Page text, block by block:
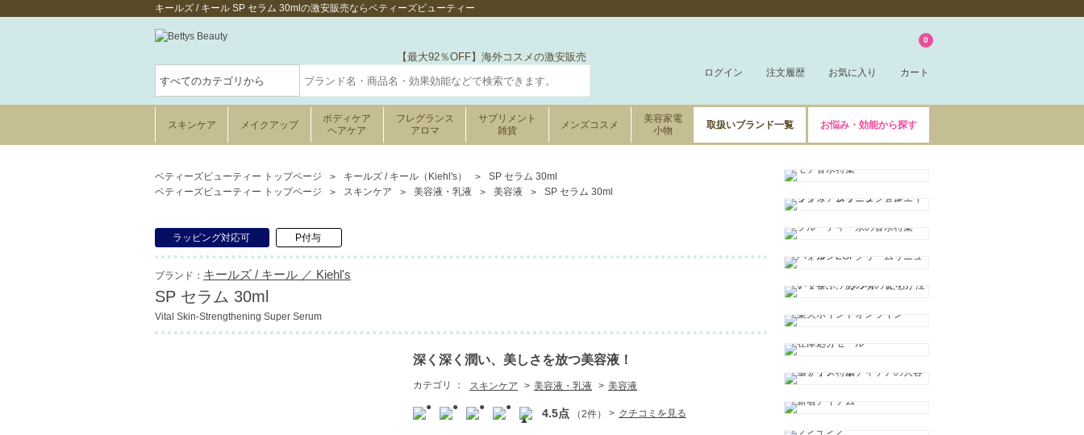
キールズ / キール SP セラム 30mlの激安販売ならベティーズビューティー
【最大92％OFF】海外コスメの激安販売
ログイン 注文履歴 お気に入り カート
0
スキンケア メイクアップ
ボディケア
ヘアケア
フレグランス
アロマ
サプリメント
雑貨
メンズコスメ
美容家電
小物
取扱いブランド一覧 お悩み・効能から探す
ベティーズビューティー トップページ キールズ / キール（Kiehl's）
SP セラム 30ml
ベティーズビューティー トップページ
スキンケア 美容液・乳液 美容液 SP セラム 30ml
ラッピング対応可 P付与
ブランド： キールズ / キール ／ Kiehl's
SP セラム 30ml
Vital Skin-Strengthening Super Serum
深く深く潤い、美しさを放つ美容液！
カテゴリ ： スキンケア 美容液・乳液 美容液
4.5点 （2件） クチコミを見る